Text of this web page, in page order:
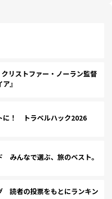
リストファー・ノーラン監督
』
に！ トラベルハック2026
みんなで選ぶ、旅のベスト。
読者の投票をもとにランキン